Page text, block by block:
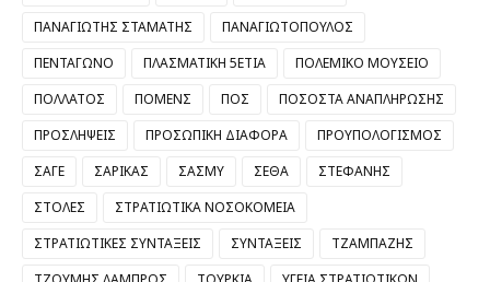
ΠΑΝΑΓΙΩΤΗΣ ΣΤΑΜΑΤΗΣ
ΠΑΝΑΓΙΩΤΟΠΟΥΛΟΣ
ΠΕΝΤΑΓΩΝΟ
ΠΛΑΣΜΑΤΙΚΗ 5ΕΤΙΑ
ΠΟΛΕΜΙΚΟ ΜΟΥΣΕΙΟ
ΠΟΛΛΑΤΟΣ
ΠΟΜΕΝΣ ΠΟΣ
ΠΟΣΟΣΤΑ ΑΝΑΠΛΗΡΩΣΗΣ
ΠΡΟΣΛΗΨΕΙΣ
ΠΡΟΣΩΠΙΚΗ ΔΙΑΦΟΡΑ
ΠΡΟΥΠΟΛΟΓΙΣΜΟΣ
ΣΑΓΕ
ΣΑΡΙΚΑΣ ΣΑΣΜΥ ΣΕΘΑ
ΣΤΕΦΑΝΗΣ
ΣΤΟΛΕΣ
ΣΤΡΑΤΙΩΤΙΚΑ ΝΟΣΟΚΟΜΕΙΑ
ΣΤΡΑΤΙΩΤΙΚΕΣ ΣΥΝΤΑΞΕΙΣ
ΣΥΝΤΑΞΕΙΣ
ΤΖΑΜΠΑΖΗΣ